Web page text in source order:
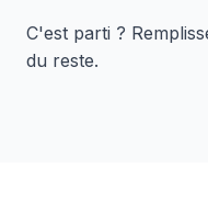
C'est parti ?
du reste.